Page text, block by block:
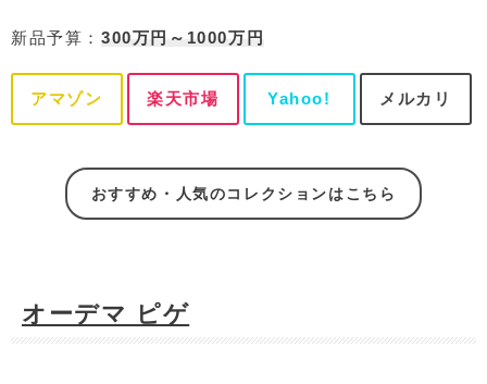
新品予算： 300万円～1000万円
アマゾン 楽天市場 Yahoo! メルカリ
おすすめ・人気のコレクションはこちら
オーデマ ピゲ